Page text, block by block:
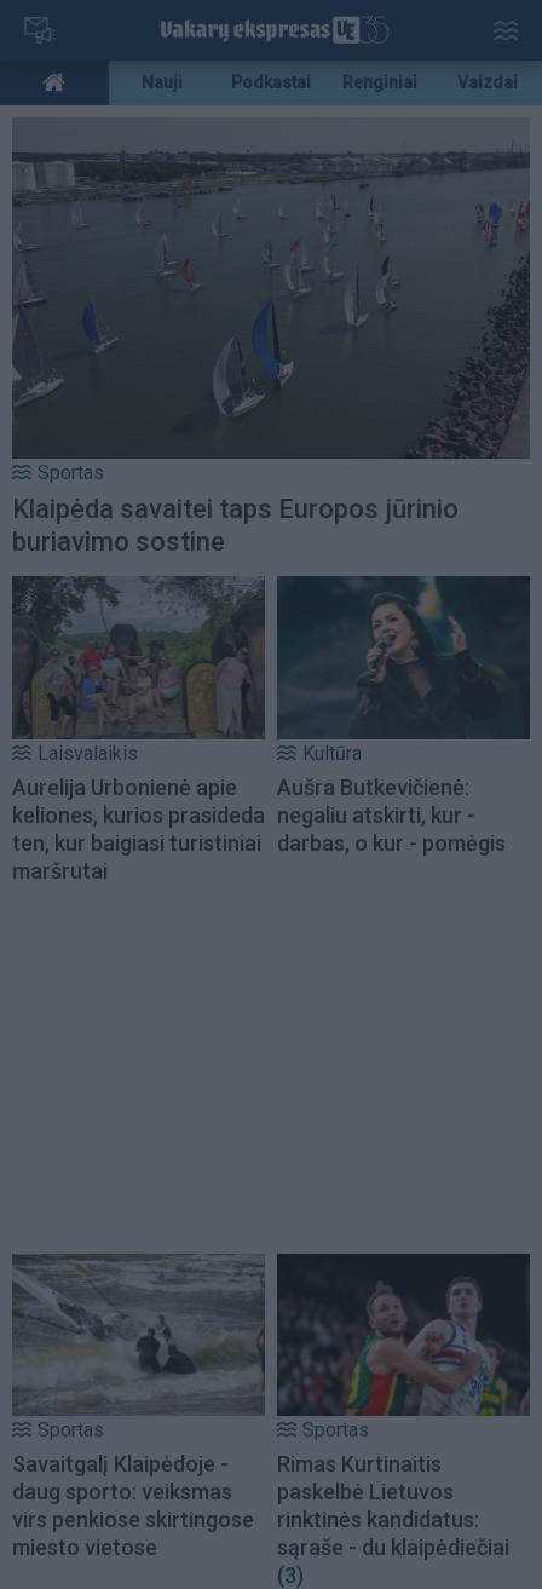
Pereiti
pagrindinį
turinį
Mobile
menu
Nauji Podkastai Renginiai Vaizdai
Sportas
Klaipėda savaitei taps Europos jūrinio
buriavimo sostine
Laisvalaikis
Aurelija Urbonienė apie
keliones, kurios prasideda
ten, kur baigiasi turistiniai
maršrutai
Kultūra
Aušra Butkevičienė:
negaliu atskirti, kur -
darbas, o kur - pomėgis
Sportas
Savaitgalį Klaipėdoje -
daug sporto: veiksmas
virs penkiose skirtingose
miesto vietose
Sportas
Rimas Kurtinaitis
paskelbė Lietuvos
rinktinės kandidatus:
sąraše - du klaipėdiečiai
(3)